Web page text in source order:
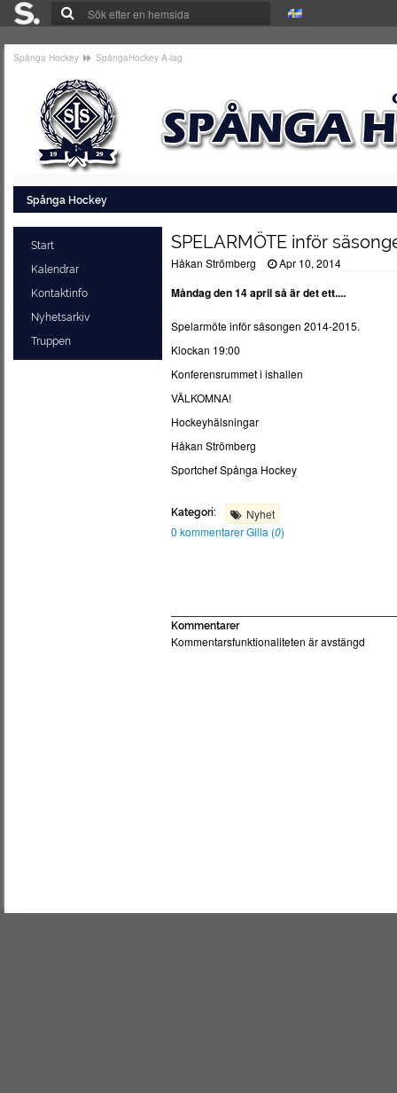
Spånga Hockey SpångaHockey A-lag
Spånga Hockey
Start
Kalendrar
Kontaktinfo
Nyhetsarkiv
Truppen
SPELARMÖTE inför
Håkan Strömberg Apr 10, 2014
Måndag den 14 april så är det ett....
Spelarmöte inför säsongen 2014-2015.
Klockan 19:00
Konferensrummet i ishallen
VÄLKOMNA!
Hockeyhälsningar
Håkan Strömberg
Sportchef Spånga Hockey
Kategori:
Nyhet
0 kommentarerGilla (0)
Kommentarer
Kommentarsfunktionaliteten är avstängd